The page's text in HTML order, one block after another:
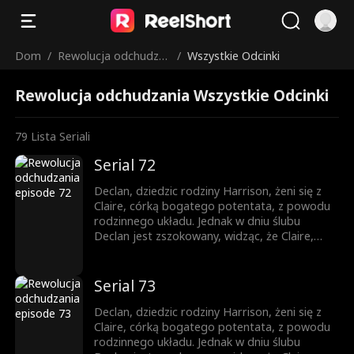
Dom / Rewolucja odchudza
/ Wszystkie Odcinki
Rewolucja odchudzania Wszystkie Odcinki
79 Lista Seriali
Serial 72
Declan, dziedzic rodziny Harrison, żeni się z
Claire, córką bogatego potentata, z powodu
rodzinnego układu. Jednak w dniu ślubu
Declan jest zszokowany, widząc, że Claire,
funtów. Goście weselni szybko zamieniają
Declana w pośmiewisko wydarzenia.
Niechętnie rozpoczyna życie małżeńskie z tą
nieznajomą, a intensywna miłość Claire do
niego tylko zwiększa jego stres. Kiedy starania
Serial 73
Declan, dziedzic rodziny Harrison, żeni się z
Claire, córką bogatego potentata, z powodu
rodzinnego układu. Jednak w dniu ślubu